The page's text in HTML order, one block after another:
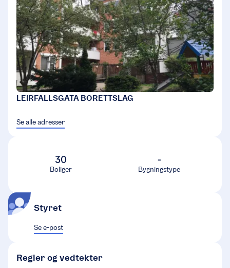
LEIRFALLSGATA BORETTSLAG
Se alle adresser
30
Boliger
-
Bygningstype
Styret
Se e-post
Regler og vedtekter